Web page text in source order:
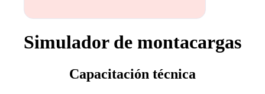
Simulador de montacargas
Capacitación técnica